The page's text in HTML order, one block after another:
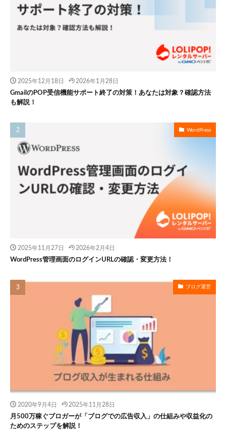
2025年12月18日 2026年1月28日
GmailのPOP受信機能サポート終了の対策！あなたは対象？確認方法
も解説！
WordPress
2025年11月27日 2026年2月4日
WordPress管理画面のログインURLの確認・変更方法！
ブログ運営
2020年9月4日 2025年11月28日
月500万稼ぐブロガーが「ブログでの広告収入」の仕組みや収益化の
ためのステップを解説！